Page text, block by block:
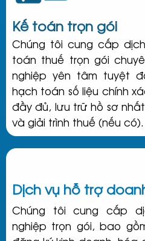
Kế toán trọn gói
Chúng tôi cung cấp
toán thuế trọn gói
nghiệp yên tâm tuyệt
hạch toán số liệu chính
đầy đủ, lưu trữ hồ sơ
và giải trình thuế (nếu có).
Dịch vụ hỗ trợ
Chúng tôi cung cấp
nghiệp trọn gói, bao